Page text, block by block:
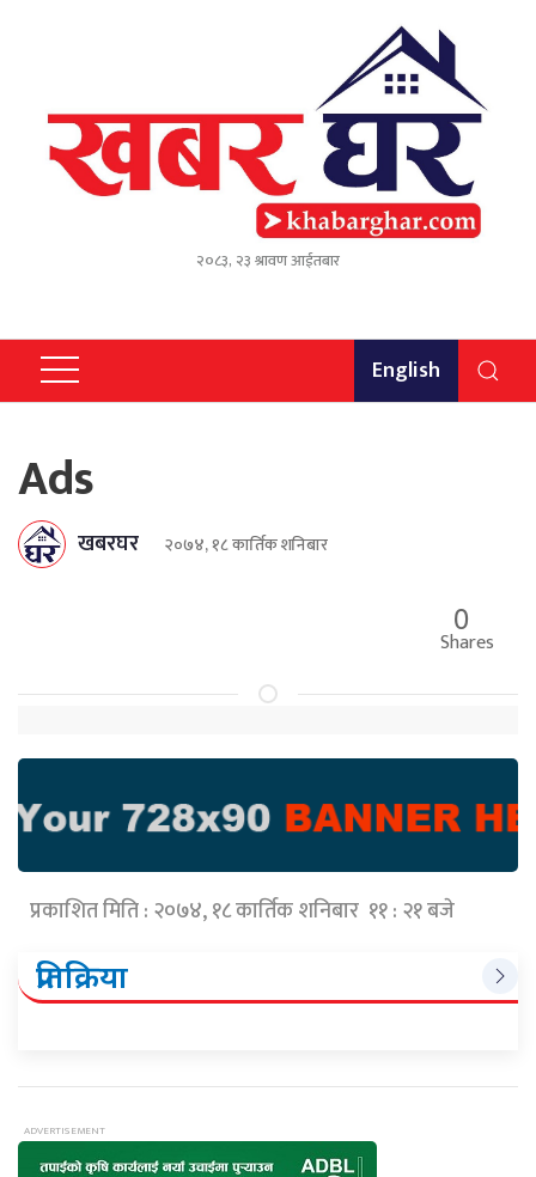
२०८३, २३ श्रावण आईतबार
English
Ads
खबरघर २०७४, १८ कार्तिक शनिबार
0
Shares
प्रकाशित मिति : २०७४, १८ कार्तिक शनिबार ११ : २१ बजे
प्रतिक्रिया